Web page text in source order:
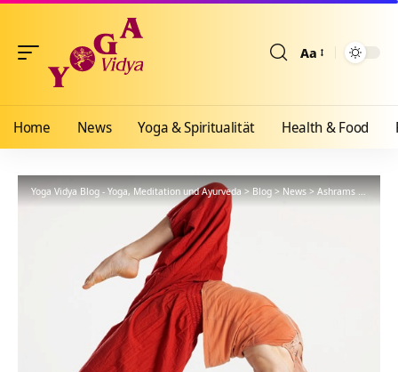
Aa
Home News Yoga & Spiritualität Health & Food
Yoga Vidya Blog - Yoga, Meditation und Ayurveda>Blog>News>Ashrams> Allgäu